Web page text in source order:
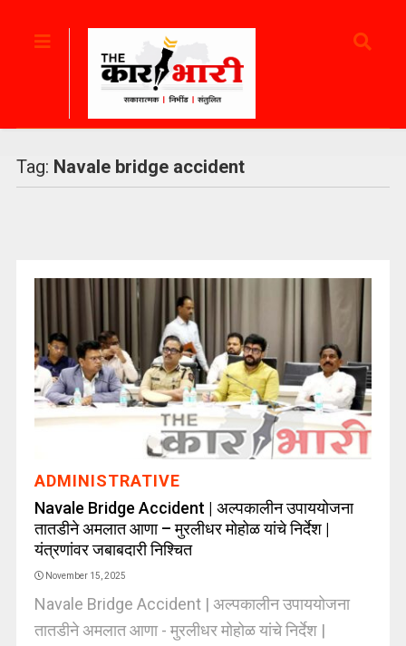
Tag: Navale bridge accident
ADMINISTRATIVE
Navale Bridge Accident | अल्पकालीन उपाययोजना
तातडीने अमलात आणा – मुरलीधर मोहोळ यांचे निर्देश |
यंत्रणांवर जबाबदारी निश्चित
November 15, 2025
Navale Bridge Accident | अल्पकालीन उपाययोजना
तातडीने अमलात आणा - मुरलीधर मोहोळ यांचे निर्देश |